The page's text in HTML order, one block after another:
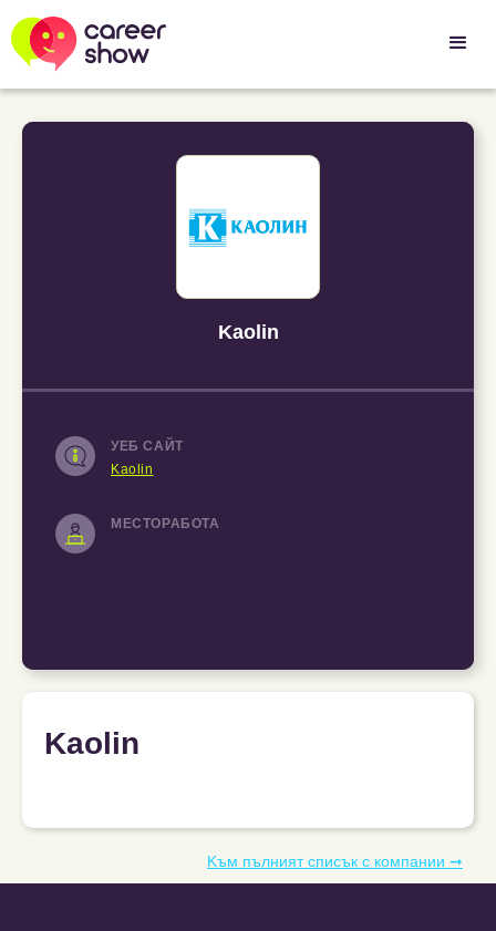
Kaolin
УЕБ САЙТ
Kaolin
МЕСТОРАБОТА
Kaolin
Kъм пълният списък с компании ➞